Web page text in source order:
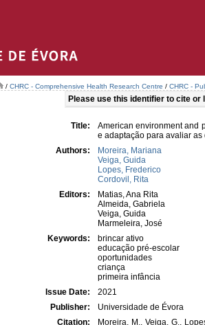
/ CHRC - Comprehensive Health Research Centre / CHRC -
Please use this identifier to cite or
Title:
American environment and
e adaptação para avaliar
Authors:
Moreira, Mariana
Veiga, Guida
Lopes, Frederico
Cordovil, Rita
Editors:
Matias, Ana Rita
Almeida, Gabriela
Veiga, Guida
Marmeleira, José
Keywords:
brincar ativo
educação pré-escolar
oportunidades
criança
primeira infância
Issue Date:
2021
Publisher:
Universidade de Évora
Citation:
Moreira, M., Veiga, G.,